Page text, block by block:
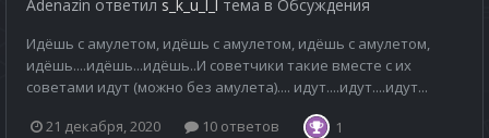
Adenazin ответил s_k_u_l_l тема в Обсуждения
Идёшь с амулетом, идёшь с амулетом, идёшь с амулетом,
идёшь....идёшь...идёшь..И советчики такие вместе с их
советами идут (можно без амулета).... идут....идут....идут...
21 декабря, 2020 10 ответов 1